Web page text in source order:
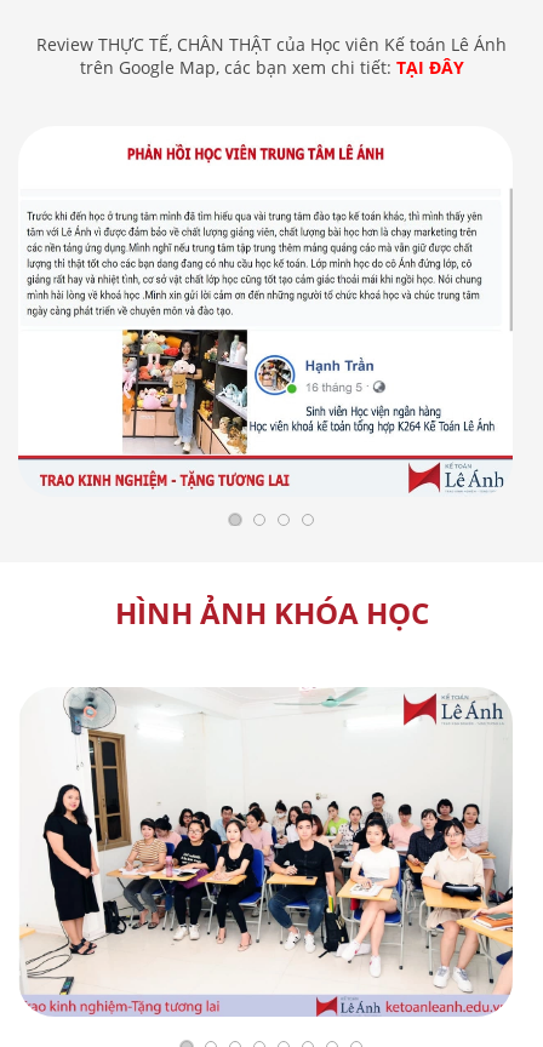
Review THỰC TẾ, CHÂN THẬT của Học viên Kế toán Lê Ánh
trên Google Map, các bạn xem chi tiết: TẠI ĐÂY
HÌNH ẢNH KHÓA HỌC